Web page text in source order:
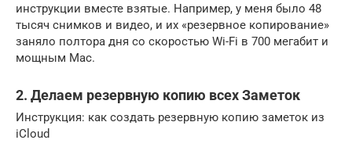
инструкции вместе взятые. Например, у меня было 48
тысяч снимков и видео, и их «резервное копирование»
заняло полтора дня со скоростью Wi-Fi в 700 мегабит и
мощным Mac.
2. Делаем резервную копию всех Заметок
Инструкция: как создать резервную копию заметок из
iCloud